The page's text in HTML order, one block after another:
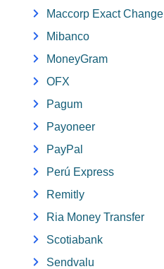
Maccorp Exact Change
Mibanco
MoneyGram
OFX
Pagum
Payoneer
PayPal
Perú Express
Remitly
Ria Money Transfer
Scotiabank
Sendvalu